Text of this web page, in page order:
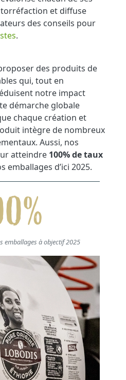
et diffuse
des conseils pour
.
des produits de
qui, tout en
notre impact
démarche globale
chaque création et
intègre de nombreux
Aussi, nos
atteindre 100% de taux
emballages d’ici 2025.
emballages à objectif 2025